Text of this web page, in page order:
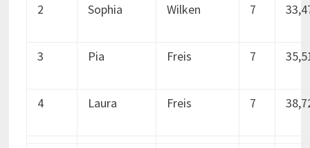
2 Sophia Wilken 7
3 Pia Freis 7
4 Laura Freis 7